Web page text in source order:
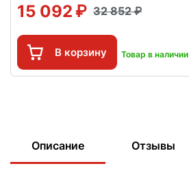
15 092 32 852
В корзину Товар в наличии
Описание Отзывы